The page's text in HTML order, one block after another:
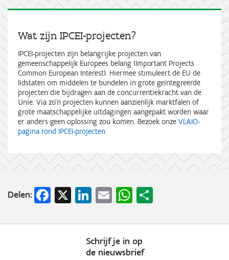
Wat zijn IPCEI-projecten?
IPCEI-projecten zijn belangrijke projecten van
gemeenschappelijk Europees belang (Important Projects
Common European Interest). Hiermee stimuleert de EU de
lidstaten om middelen te bundelen in grote geïntegreerde
projecten die bijdragen aan de concurrentiekracht van de
Unie. Via zo’n projecten kunnen aanzienlijk marktfalen of
grote maatschappelijke uitdagingen aangepakt worden waar
er anders geen oplossing zou komen. Bezoek onze VLAIO-
pagina rond IPCEI-projecten.
Delen: Facebook
X LinkedIn
EmailWhatsApp
Schrijf je in op
de nieuwsbrief